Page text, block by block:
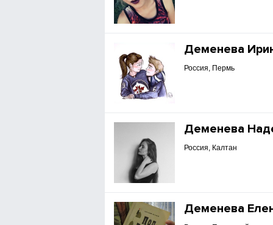
Деменева
Россия, Пермь
Деменева
Россия, Калтан
Деменева